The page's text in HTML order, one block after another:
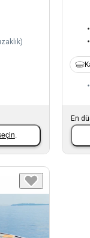
)
.
En